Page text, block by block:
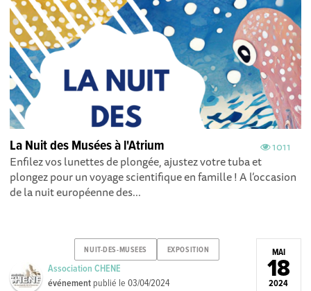
1011
La Nuit des Musées à l'Atrium
Enfilez vos lunettes de plongée, ajustez votre tuba et
plongez pour un voyage scientifique en famille ! A l’occasion
de la nuit européenne des...
NUIT-DES-MUSEES EXPOSITION
Association CHENE
événement publié le03/04/2024
MAI
18
2024